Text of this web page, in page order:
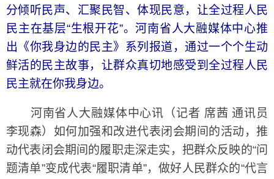
分倾听民声、汇聚民智、体现民意，让全过程人民
民主在基层“生根开花”。河南省人大融媒体中心推
出《你我身边的民主》系列报道，通过一个个生动
鲜活的民主故事，让群众真切地感受到全过程人民
民主就在你我身边。
河南省人大融媒体中心讯（记者 席茜 通讯员
李现森）如何加强和改进代表闭会期间的活动，推
动代表闭会期间的履职走深走实，把群众反映的“问
题清单”变成代表“履职清单”，做好人民群众的“代言